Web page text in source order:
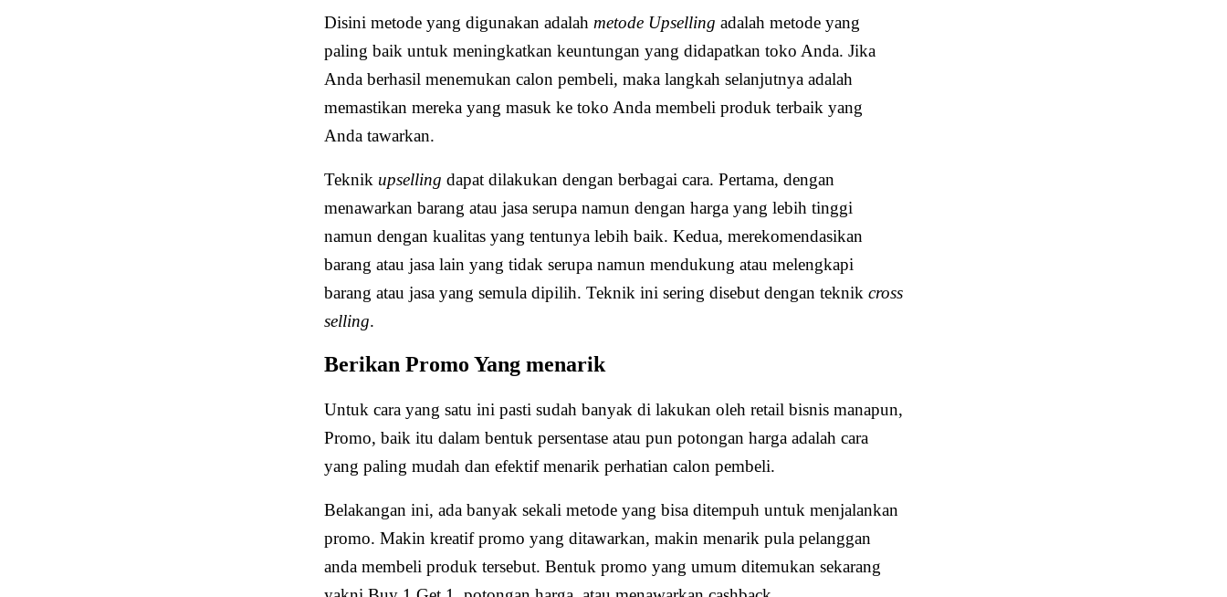
Disini metode yang digunakan adalah metode Upselling adalah metode yang
paling baik untuk meningkatkan keuntungan yang didapatkan toko Anda. Jika
Anda berhasil menemukan calon pembeli, maka langkah selanjutnya adalah
memastikan mereka yang masuk ke toko Anda membeli produk terbaik yang
Anda tawarkan.
Teknik upselling dapat dilakukan dengan berbagai cara. Pertama, dengan
menawarkan barang atau jasa serupa namun dengan harga yang lebih tinggi
namun dengan kualitas yang tentunya lebih baik. Kedua, merekomendasikan
barang atau jasa lain yang tidak serupa namun mendukung atau melengkapi
barang atau jasa yang semula dipilih. Teknik ini sering disebut dengan teknik cross
selling.
Berikan Promo Yang menarik
Untuk cara yang satu ini pasti sudah banyak di lakukan oleh retail bisnis manapun,
Promo, baik itu dalam bentuk persentase atau pun potongan harga adalah cara
yang paling mudah dan efektif menarik perhatian calon pembeli.
Belakangan ini, ada banyak sekali metode yang bisa ditempuh untuk menjalankan
promo. Makin kreatif promo yang ditawarkan, makin menarik pula pelanggan
anda membeli produk tersebut. Bentuk promo yang umum ditemukan sekarang